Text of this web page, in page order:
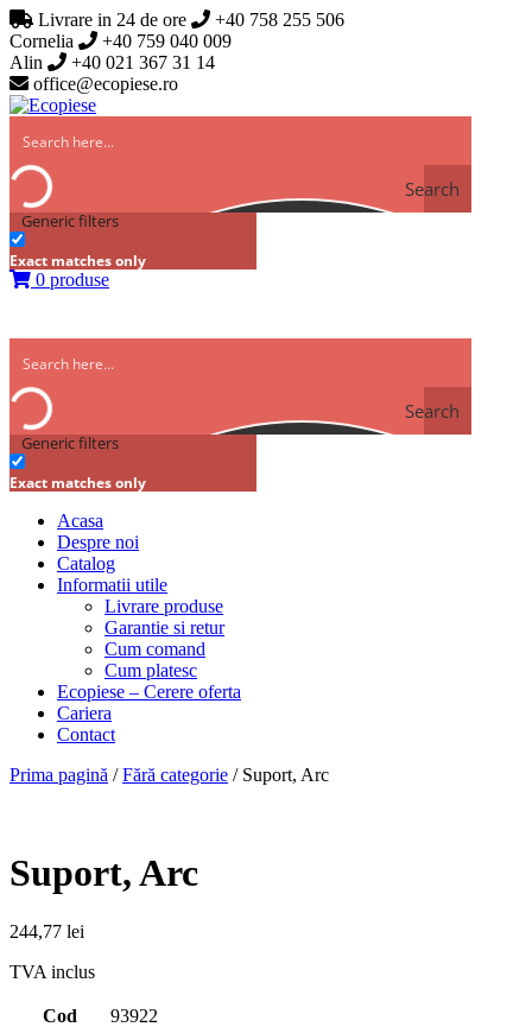
Livrare in 24 de ore
+40 758 255 506
Cornelia
+40 759 040 009
Alin
+40 021 367 31 14
office@ecopiese.ro
Search
Generic filters
Exact matches only
0 produse
Search
Generic filters
Exact matches only
Acasa
Despre noi
Catalog
Informatii utile
Livrare produse
Garantie si retur
Cum comand
Cum platesc
Ecopiese – Cerere oferta
Cariera
Contact
Prima pagină /Fără categorie / Suport, Arc
Suport, Arc
244,77 lei
TVA inclus
Cod 93922